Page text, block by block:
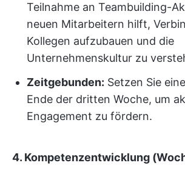
Teilnahme an Teambuilding-
neuen Mitarbeitern hilft,
Kollegen aufzubauen und die
Unternehmenskultur zu
Zeitgebunden: Setzen Sie
Ende der dritten Woche, um
Engagement zu fördern.
4. Kompetenzentwicklung